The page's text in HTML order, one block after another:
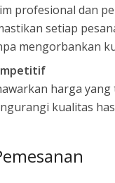
profesional dan
setiap
mengorbankan
harga
kualitas